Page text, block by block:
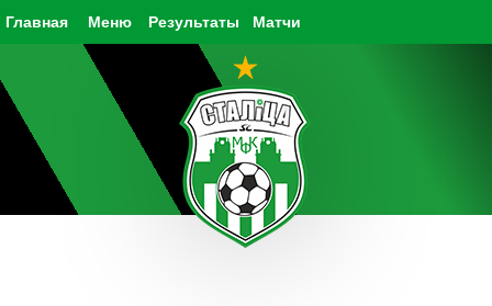
Главная Результаты Матчи
Меню